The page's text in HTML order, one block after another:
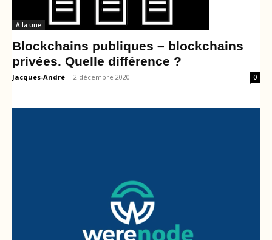
A la une
Blockchains publiques – blockchains
privées. Quelle différence ?
Jacques-André - 2 décembre 2020 0